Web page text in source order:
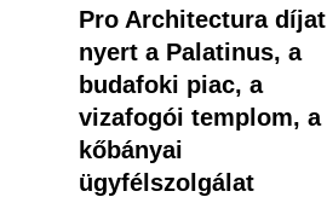
Pro Architectura díjat
nyert a Palatinus, a
budafoki piac, a
vizafogói templom, a
kőbányai
ügyfélszolgálat